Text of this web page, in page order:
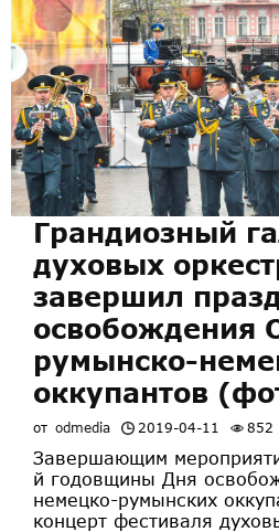
Грандиозный
духовых
завершил
освобождения
румынско-
оккупантов
от odmedia 2019-04-11 852
Завершающим
й годовщины Дня
немецко-румынских
концерт фестиваля